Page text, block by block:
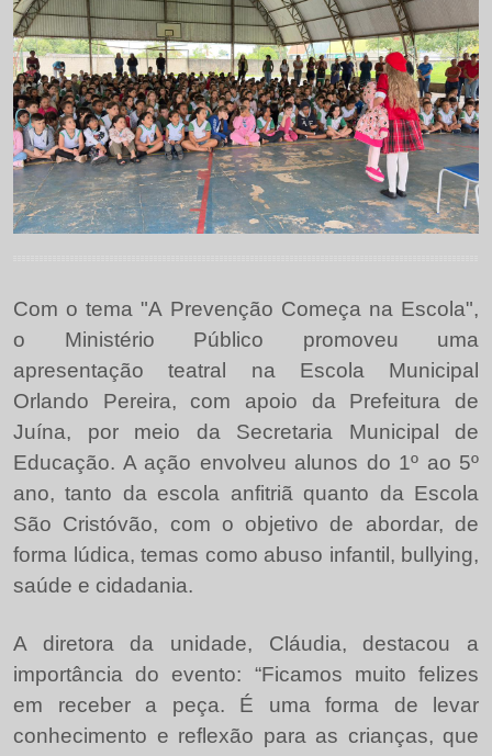
Com o tema "A Prevenção Começa na Escola",
o Ministério Público promoveu uma
apresentação teatral na Escola Municipal
Orlando Pereira, com apoio da Prefeitura de
Juína, por meio da Secretaria Municipal de
Educação. A ação envolveu alunos do 1º ao 5º
ano, tanto da escola anfitriã quanto da Escola
São Cristóvão, com o objetivo de abordar, de
forma lúdica, temas como abuso infantil, bullying,
saúde e cidadania.
A diretora da unidade, Cláudia, destacou a
importância do evento: “Ficamos muito felizes
em receber a peça. É uma forma de levar
conhecimento e reflexão para as crianças, que